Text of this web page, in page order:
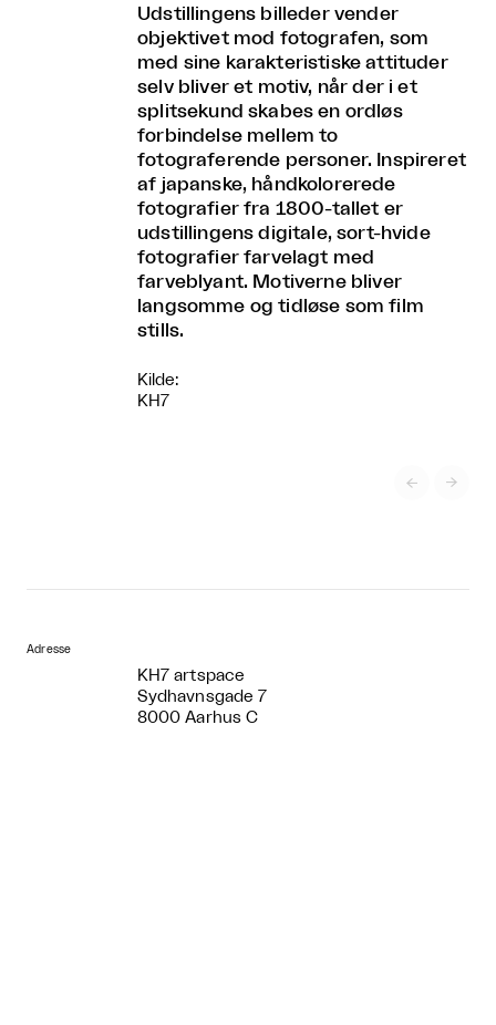
Udstillingens billeder vender
objektivet mod fotografen, som
med sine karakteristiske attituder
selv bliver et motiv, når der i et
splitsekund skabes en ordløs
forbindelse mellem to
fotograferende personer. Inspireret
af japanske, håndkolorerede
fotografier fra 1800-tallet er
udstillingens digitale, sort-hvide
fotografier farvelagt med
farveblyant. Motiverne bliver
langsomme og tidløse som film
stills.
Kilde:
KH7
 
Adresse
KH7 artspace
Sydhavnsgade 7
8000 Aarhus C